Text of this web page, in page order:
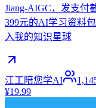
Jiang-AIGC，发支付
399元的AI学习资料
入我的知识星球
江工陪您学AI
¥19.99